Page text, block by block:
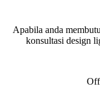
Apabila anda
konsultasi design